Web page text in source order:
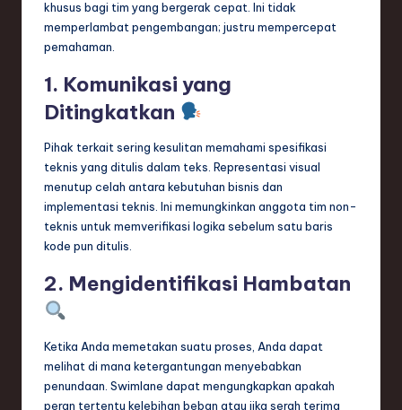
khusus bagi tim yang bergerak cepat. Ini tidak
memperlambat pengembangan; justru mempercepat
pemahaman.
1. Komunikasi yang
Ditingkatkan
Pihak terkait sering kesulitan memahami spesifikasi
teknis yang ditulis dalam teks. Representasi visual
menutup celah antara kebutuhan bisnis dan
implementasi teknis. Ini memungkinkan anggota tim non-
teknis untuk memverifikasi logika sebelum satu baris
kode pun ditulis.
2. Mengidentifikasi Hambatan
Ketika Anda memetakan suatu proses, Anda dapat
melihat di mana ketergantungan menyebabkan
penundaan. Swimlane dapat mengungkapkan apakah
peran tertentu kelebihan beban atau jika serah terima